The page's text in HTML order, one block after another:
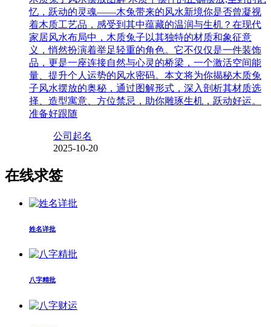
忆，跃动的灵魂——木兔带来的风水新境你是否曾凝视
着木质工艺品，感受到其中蕴藏的温润与生机？在现代
家居风水布局中，木质兔子以其独特的材质和象征意
义，悄然扮演着举足轻重的角色。它不仅仅是一件装饰
品，更是一座连接自然与心灵的桥梁，一个激活空间能
量、提升个人运势的风水密码。本文将为你揭秘木质兔
子风水摆放的奥秘，通过图解形式，深入剖析其材质选
择、造型寓意、方位禁忌，助你雕琢生机，跃动好运。
准备好跟随
公司起名
2025-10-20
在线求签
姓名详批
八字精批